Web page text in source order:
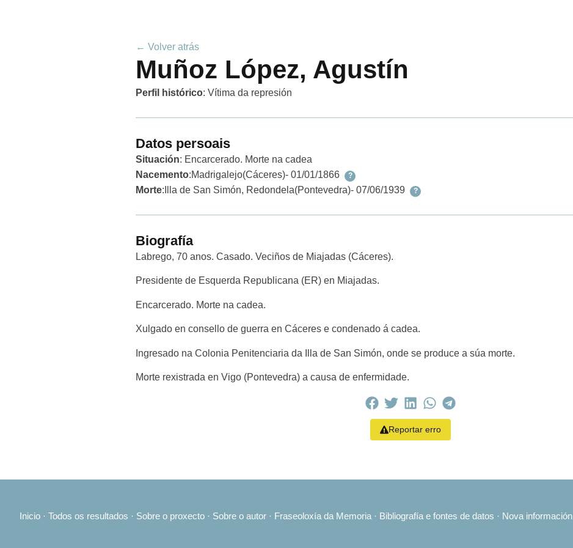
← Volver atrás
Muñoz López, Agustín
Perfil histórico: Vítima da represión
Datos persoais
Situación: Encarcerado. Morte na cadea
Nacemento:Madrigalejo(Cáceres)- 01/01/1866 ?
Morte: Illa de San Simón, Redondela(Pontevedra)- 07/06/1939 ?
Biografía
Labrego, 70 anos. Casado. Veciños de Miajadas (Cáceres).
Presidente de Esquerda Republicana (ER) en Miajadas.
Encarcerado. Morte na cadea.
Xulgado en consello de guerra en Cáceres e condenado á cadea.
Ingresado na Colonia Penitenciaria da Illa de San Simón, onde se produce a súa morte.
Morte rexistrada en Vigo (Pontevedra) a causa de enfermidade.
Reportar erro
Inicio · Todos os resultados · Sobre o proxecto · Sobre o autor · Fraseoloxía da Memoria · Bibliografía e fontes de datos · Nova información